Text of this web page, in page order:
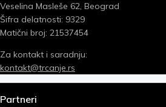
Veselina Masleše 62, Beograd
Šifra delatnosti: 9329
Matični broj: 21537454
Za kontakt i saradnju:
kontakt@trcanje.rs
Partneri